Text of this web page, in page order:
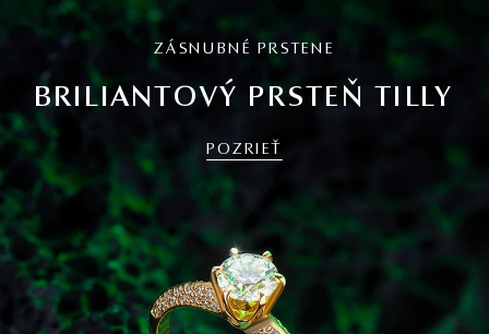
ZÁSNUBNÉ PRSTENE
BRILIANTOVÝ PRSTEŇ TILLY
POZRIEŤ